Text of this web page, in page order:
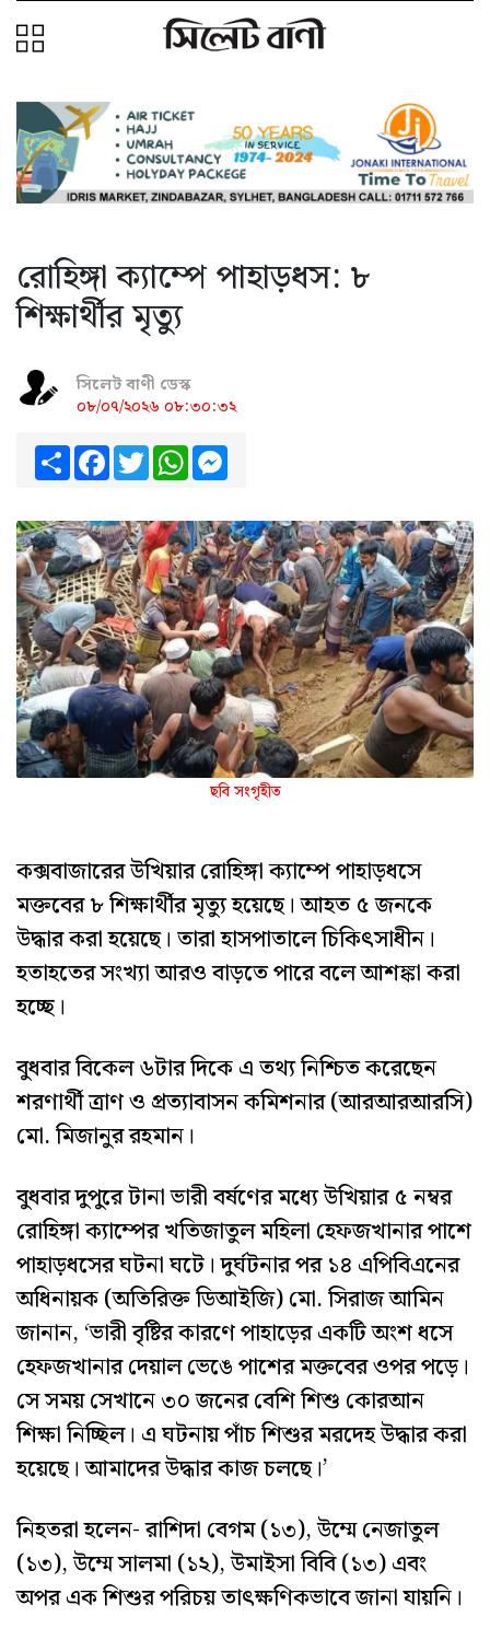
রোহিঙ্গা ক্যাম্পে পাহাড়ধস: ৮
শিক্ষার্থীর মৃত্যু
সিলেট বাণী ডেস্ক
০৮/০৭/২০২৬ ০৮:৩০:৩২
ShareFacebook
TwitterWhatsApp
ছবি সংগৃহীত
কক্সবাজারের উখিয়ার রোহিঙ্গা ক্যাম্পে পাহাড়ধসে
মক্তবের ৮ শিক্ষার্থীর মৃত্যু হয়েছে। আহত ৫ জনকে
উদ্ধার করা হয়েছে। তারা হাসপাতালে চিকিৎসাধীন।
হতাহতের সংখ্যা আরও বাড়তে পারে বলে আশঙ্কা করা
হচ্ছে।
বুধবার বিকেল ৬টার দিকে এ তথ্য নিশ্চিত করেছেন
শরণার্থী ত্রাণ ও প্রত্যাবাসন কমিশনার (আরআরআরসি)
মো. মিজানুর রহমান।
বুধবার দুপুরে টানা ভারী বর্ষণের মধ্যে উখিয়ার ৫ নম্বর
রোহিঙ্গা ক্যাম্পের খতিজাতুল মহিলা হেফজখানার পাশে
পাহাড়ধসের ঘটনা ঘটে। দুর্ঘটনার পর ১৪ এপিবিএনের
অধিনায়ক (অতিরিক্ত ডিআইজি) মো. সিরাজ আমিন
জানান, ‘ভারী বৃষ্টির কারণে পাহাড়ের একটি অংশ ধসে
হেফজখানার দেয়াল ভেঙে পাশের মক্তবের ওপর পড়ে।
সে সময় সেখানে ৩০ জনের বেশি শিশু কোরআন
শিক্ষা নিচ্ছিল। এ ঘটনায় পাঁচ শিশুর মরদেহ উদ্ধার করা
হয়েছে। আমাদের উদ্ধার কাজ চলছে।’
নিহতরা হলেন- রাশিদা বেগম (১৩), উম্মে নেজাতুল
(১৩), উম্মে সালমা (১২), উমাইসা বিবি (১৩) এবং
অপর এক শিশুর পরিচয় তাৎক্ষণিকভাবে জানা যায়নি।